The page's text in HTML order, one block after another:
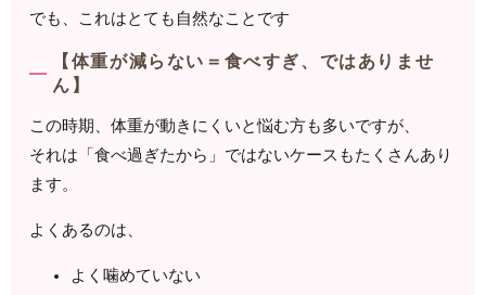
でも、これはとても自然なことです
【体重が減らない＝食べすぎ、ではありませ
ん】
この時期、体重が動きにくいと悩む方も多いですが、
それは「食べ過ぎたから」ではないケースもたくさんあり
ます。
よくあるのは、
よく噛めていない